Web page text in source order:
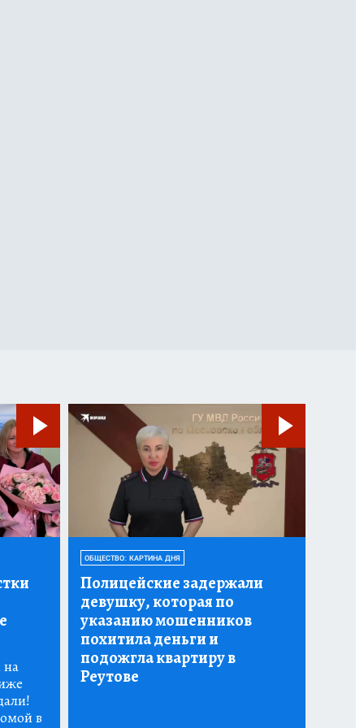
на
в
ОБЩЕСТВО: КАРТИНА ДНЯ
Полицейские задержали
девушку, которая по
указанию мошенников
похитила деньги и
подожгла квартиру в
Реутове